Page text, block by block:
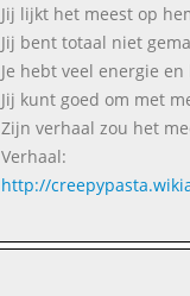
Jij lijkt het meest op
Jij bent totaal niet
Je hebt veel energie
Jij kunt goed om met
Zijn verhaal zou het
Verhaal:
http://